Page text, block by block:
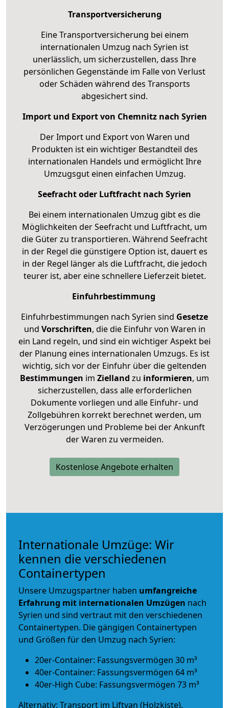
Transportversicherung
Eine Transportversicherung bei einem
internationalen Umzug nach Syrien ist
unerlässlich, um sicherzustellen, dass Ihre
persönlichen Gegenstände im Falle von Verlust
oder Schäden während des Transports
abgesichert sind.
Import und Export von Chemnitz nach Syrien
Der Import und Export von Waren und
Produkten ist ein wichtiger Bestandteil des
internationalen Handels und ermöglicht Ihre
Umzugsgut einen einfachen Umzug.
Seefracht oder Luftfracht nach Syrien
Bei einem internationalen Umzug gibt es die
Möglichkeiten der Seefracht und Luftfracht, um
die Güter zu transportieren. Während Seefracht
in der Regel die günstigere Option ist, dauert es
in der Regel länger als die Luftfracht, die jedoch
teurer ist, aber eine schnellere Lieferzeit bietet.
Einfuhrbestimmung
Einfuhrbestimmungen nach Syrien sind Gesetze
und Vorschriften, die die Einfuhr von Waren in
ein Land regeln, und sind ein wichtiger Aspekt bei
der Planung eines internationalen Umzugs. Es ist
wichtig, sich vor der Einfuhr über die geltenden
Bestimmungen im Zielland zu informieren, um
sicherzustellen, dass alle erforderlichen
Dokumente vorliegen und alle Einfuhr- und
Zollgebühren korrekt berechnet werden, um
Verzögerungen und Probleme bei der Ankunft
der Waren zu vermeiden.
Kostenlose Angebote erhalten
Internationale Umzüge: Wir
kennen die verschiedenen
Containertypen
Unsere Umzugspartner haben umfangreiche
Erfahrung mit internationalen Umzügen nach
Syrien und sind vertraut mit den verschiedenen
Containertypen. Die gängigen Containertypen
und Größen für den Umzug nach Syrien:
20er-Container: Fassungsvermögen 30 m³
40er-Container: Fassungsvermögen 64 m³
40er-High Cube: Fassungsvermögen 73 m³
Alternativ: Transport im Liftvan (Holzkiste).